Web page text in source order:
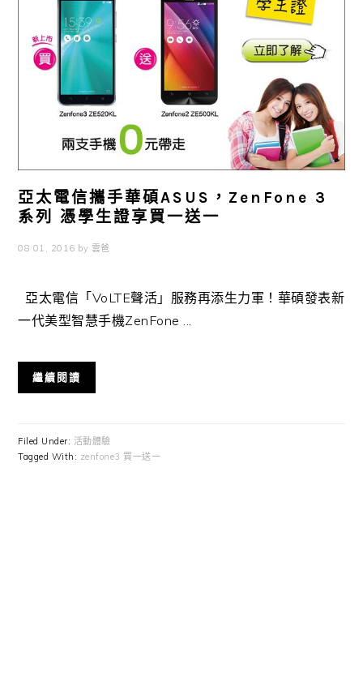
亞太電信攜手華碩ASUS，ZenFone 3
系列 憑學生證享買一送一
08 01, 2016 by 雲爸
亞太電信「VoLTE聲活」服務再添生力軍！華碩發表新
一代美型智慧手機ZenFone ...
繼續閱讀
Filed Under: 活動體驗
Tagged With: zenfone3 買一送一